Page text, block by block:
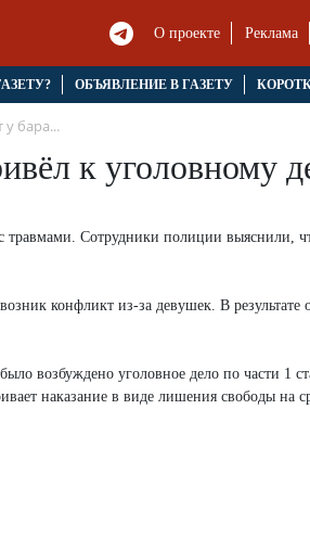
О проекте Реклама
ОБЪЯВЛЕНИЕ В ГАЗЕТУ
у бара...
к уголовному
Сотрудники полиции выяснили,
конфликт из-за девушек. В результате
возбуждено уголовное дело по части 1
наказание в виде лишения свободы на